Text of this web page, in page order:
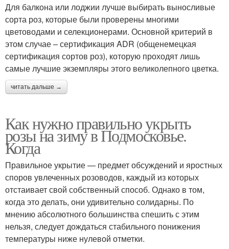
Для балкона или лоджии лучше выбирать выносливые
сорта роз, которые были проверены многими
цветоводами и селекционерами. Основной критерий в
этом случае – сертификация ADR (общенемецкая
сертификация сортов роз), которую проходят лишь
самые лучшие экземпляры этого великолепного цветка.
читать дальше →
Как нужно правильно укрыть
розы на зиму в Подмосковье.
Когда
Правильное укрытие — предмет обсуждений и яростных
споров увлеченных розоводов, каждый из которых
отстаивает свой собственный способ. Однако в том,
когда это делать, они удивительно солидарны. По
мнению абсолютного большинства спешить с этим
нельзя, следует дождаться стабильного понижения
температуры ниже нулевой отметки.